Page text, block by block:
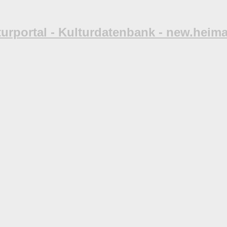
- Kulturdatenbank -